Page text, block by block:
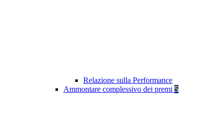
Relazione sulla Performance
Ammontare complessivo dei premi 5